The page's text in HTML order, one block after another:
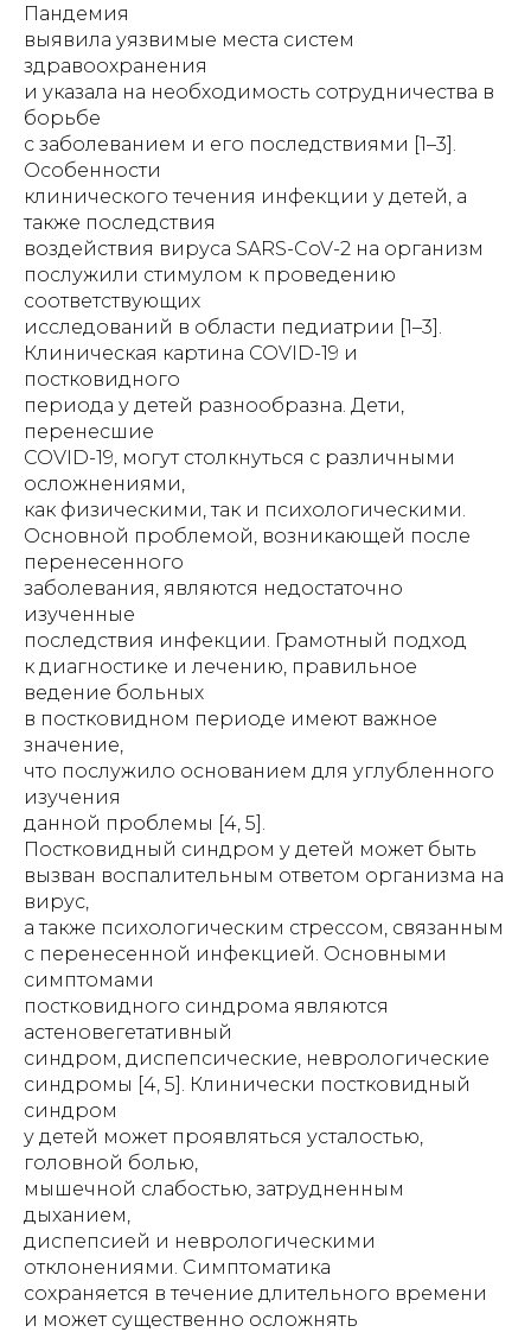
Пандемия
выявила уязвимые места систем
здравоохранения
и указала на необходимость сотрудничества в
борьбе
с заболеванием и его последствиями [1–3].
Особенности
клинического течения инфекции у детей, а
также последствия
воздействия вируса SARS-CoV-2 на организм
послужили стимулом к проведению
соответствующих
исследований в области педиатрии [1–3].
Клиническая картина COVID-19 и
постковидного
периода у детей разнообразна. Дети,
перенесшие
COVID-19, могут столкнуться с различными
осложнениями,
как физическими, так и психологическими.
Основной проблемой, возникающей после
перенесенного
заболевания, являются недостаточно
изученные
последствия инфекции. Грамотный подход
к диагностике и лечению, правильное
ведение больных
в постковидном периоде имеют важное
значение,
что послужило основанием для углубленного
изучения
данной проблемы [4, 5].
Постковидный синдром у детей может быть
вызван воспалительным ответом организма на
вирус,
а также психологическим стрессом, связанным
с перенесенной инфекцией. Основными
симптомами
постковидного синдрома являются
астеновегетативный
синдром, диспепсические, неврологические
синдромы [4, 5]. Клинически постковидный
синдром
у детей может проявляться усталостью,
головной болью,
мышечной слабостью, затрудненным
дыханием,
диспепсией и неврологическими
отклонениями. Симптоматика
сохраняется в течение длительного времени
и может существенно осложнять